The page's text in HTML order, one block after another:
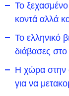
To
κοντά αλλά
Το ελληνικό
διάβασες
Η χώρα στην
για να